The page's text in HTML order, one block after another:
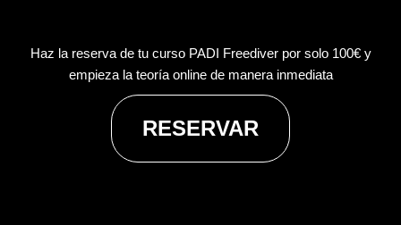
Haz la reserva de tu curso PADI Freediver por solo 100€ y
empieza la teoría online de manera inmediata
RESERVAR